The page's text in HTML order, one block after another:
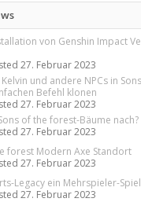
von Genshin Impact
27. Februar 2023
und andere NPCs in
Befehl klonen
27. Februar 2023
of the forest-Bäume nach?
27. Februar 2023
forest Modern Axe Standort
27. Februar 2023
Legacy ein Mehrspieler-
27. Februar 2023